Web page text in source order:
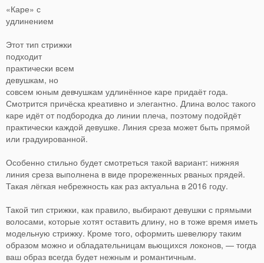
«Каре» с
удлинением
Этот тип стрижки
подходит
практически всем
девушкам, но
совсем юным девчушкам удлинённое каре придаёт года.
Смотрится причёска креативно и элегантно. Длина волос такого
каре идёт от подбородка до линии плеча, поэтому подойдёт
практически каждой девушке. Линия среза может быть прямой
или градуированной.
Особенно стильно будет смотреться такой вариант: нижняя
линия среза выполнена в виде прореженных рваных прядей.
Такая лёгкая небрежность как раз актуальна в 2016 году.
Такой тип стрижки, как правило, выбирают девушки с прямыми
волосами, которые хотят оставить длину, но в тоже время иметь
модельную стрижку. Кроме того, оформить шевелюру таким
образом можно и обладательницам вьющихся локонов, — тогда
ваш образ всегда будет нежным и романтичным.